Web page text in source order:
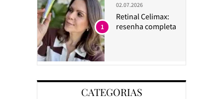
02.07.2026
Retinal Celimax:
resenha completa
1
CATEGORIAS